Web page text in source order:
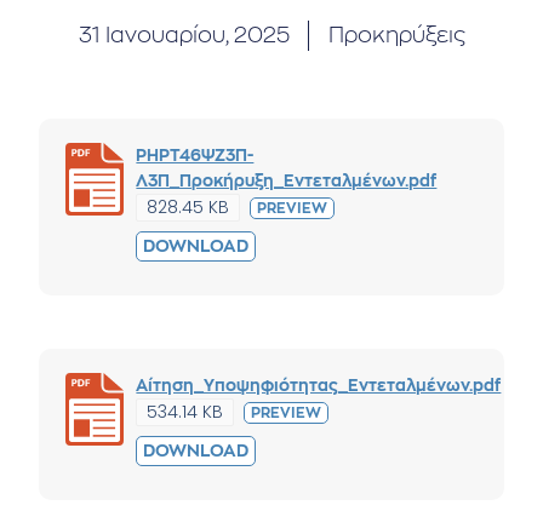
31 Ιανουαρίου, 2025 Προκηρύξεις
ΡΗΡΤ46ΨΖ3Π-
Λ3Π_Προκήρυξη_Εντεταλμένων.pdf
828.45 KB PREVIEW
DOWNLOAD
Αίτηση_Υποψηφιότητας_Εντεταλμένων.pdf
534.14 KB PREVIEW
DOWNLOAD